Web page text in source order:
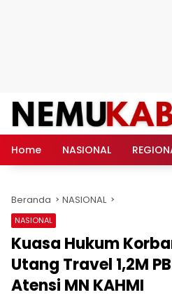
Langsung
konten
Home
NASIONAL
Beranda NASIONAL
NASIONAL
Kuasa Hukum
Utang Travel 1,2M
Atensi MN KAHMI